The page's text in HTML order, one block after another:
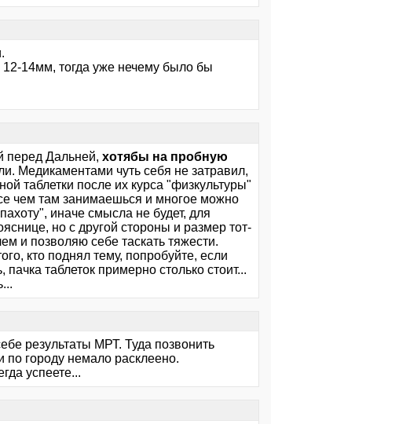
14мм, тогда уже нечему было бы
перед Дальней, хотябы на пробную
Медикаментами чуть себя не затравил,
таблетки после их курса "физкультуры"
чем там занимаешься и многое можно
иначе смысла не будет, для
но с другой стороны и размер тот-
и позволяю себе таскать тяжести.
кто поднял тему, попробуйте, если
таблеток примерно столько стоит...
результаты МРТ. Туда позвонить
городу немало расклеено.
успеете...